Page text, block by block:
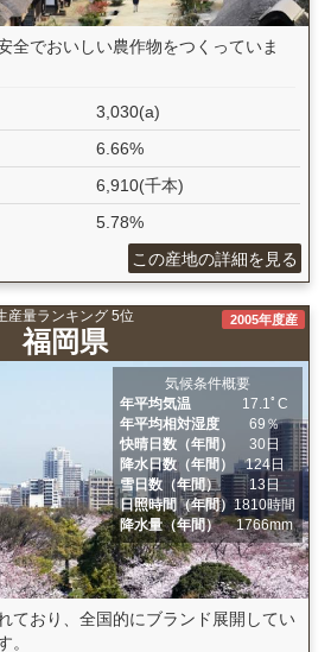
全でおいしい農作物をつくっていま
3,030(a)
6.66%
6,910(千本)
5.78%
この産地の詳細を見る
産量ランキング 5位
福岡県
2005年度産
気候条件概要
年平均気温
17.1ﾟC
年平均相対湿度
69％
快晴日数（年間）
30日
降水日数（年間）
124日
雪日数（年間）
13日
日照時間（年間）1810時間
降水量（年間）
1766mm
ており、全国的にブランド展開してい
。